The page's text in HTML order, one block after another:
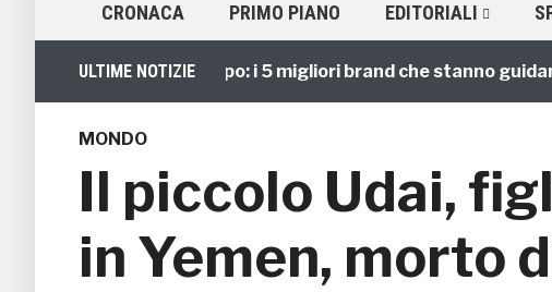
CRONACA PRIMO PIANO EDITORIALI
ULTIME NOTIZIE
Viaggi di Gruppo: i 5 migliori brand che stanno guidando il
MONDO
Il piccolo Udai,
in Yemen, morto